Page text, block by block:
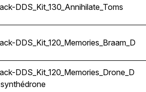
DDS_Kit_130_Annihilate_Toms
DDS_Kit_130_Annihilate_Toms
DDS_Kit_120_Memories_Braam_D
DDS_Kit_120_Memories_Braam_D
DDS_Kit_120_Memories_Drone_D
DDS_Kit_120_Memories_Drone_D
drone